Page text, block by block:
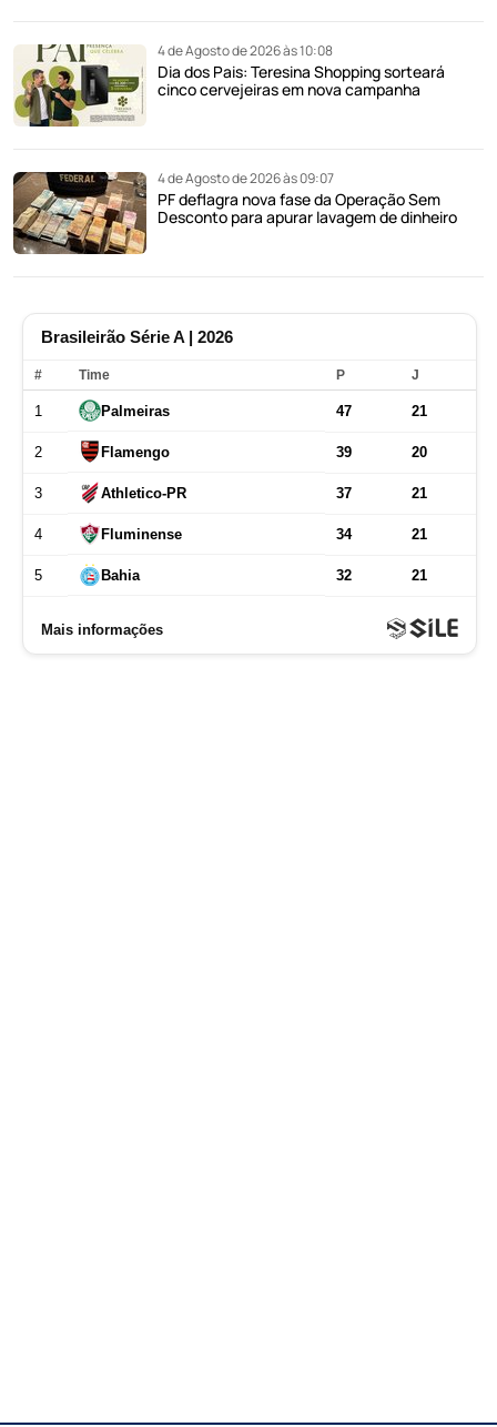
4 de Agosto de 2026 às 10:08
Dia dos Pais: Teresina Shopping sorteará
cinco cervejeiras em nova campanha
4 de Agosto de 2026 às 09:07
PF deflagra nova fase da Operação Sem
Desconto para apurar lavagem de dinheiro